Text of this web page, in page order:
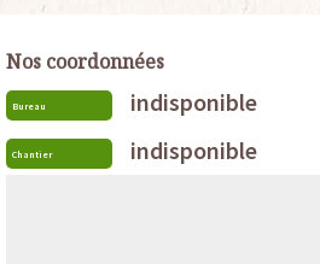
Nos coordonnées
Bureau indisponible
Chantier indisponible